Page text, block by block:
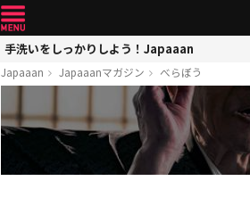
手洗いをしっかりしよう！Japaaan
Japaaan Japaaanマガジン べらぼう